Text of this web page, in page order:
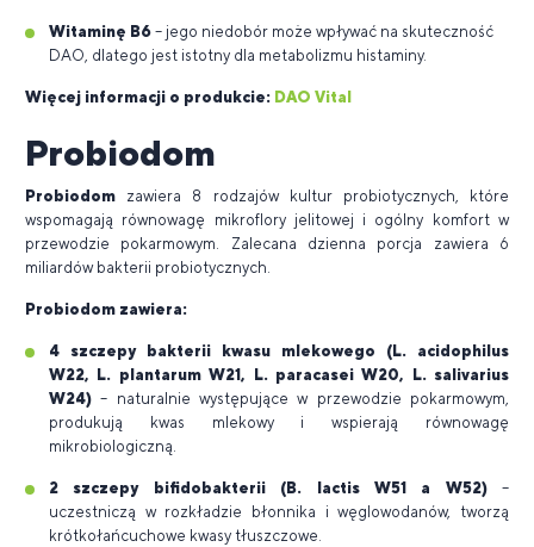
Witaminę B6 – jego niedobór może wpływać na skuteczność
DAO, dlatego jest istotny dla metabolizmu histaminy.
Więcej informacji o produkcie: DAO Vital
Probiodom
Probiodom zawiera 8 rodzajów kultur probiotycznych, które
wspomagają równowagę mikroflory jelitowej i ogólny komfort w
przewodzie pokarmowym. Zalecana dzienna porcja zawiera 6
miliardów bakterii probiotycznych.
Probiodom zawiera:
4 szczepy bakterii kwasu mlekowego (L. acidophilus
W22, L. plantarum W21, L. paracasei W20, L. salivarius
W24)– naturalnie występujące w przewodzie pokarmowym,
produkują kwas mlekowy i wspierają równowagę
mikrobiologiczną.
2 szczepy bifidobakterii (B. lactis W51 a W52)–
uczestniczą w rozkładzie błonnika i węglowodanów, tworzą
krótkołańcuchowe kwasy tłuszczowe.